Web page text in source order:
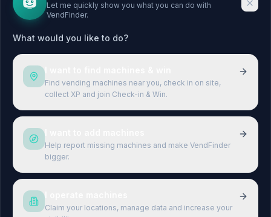
CITIES
Berlin
Hamburg
München
Köln
Frankfurt
Stuttgart
Düsseldorf
Leipzig
Terms & Conditions
Let me quickly show you what you can do with
VendFinder.
What would you like to do?
Find vending machines near you, check in on site,
collect XP and join Check-in & Win.
Help report missing machines and make VendFinder
bigger.
Claim your locations, manage data and increase your